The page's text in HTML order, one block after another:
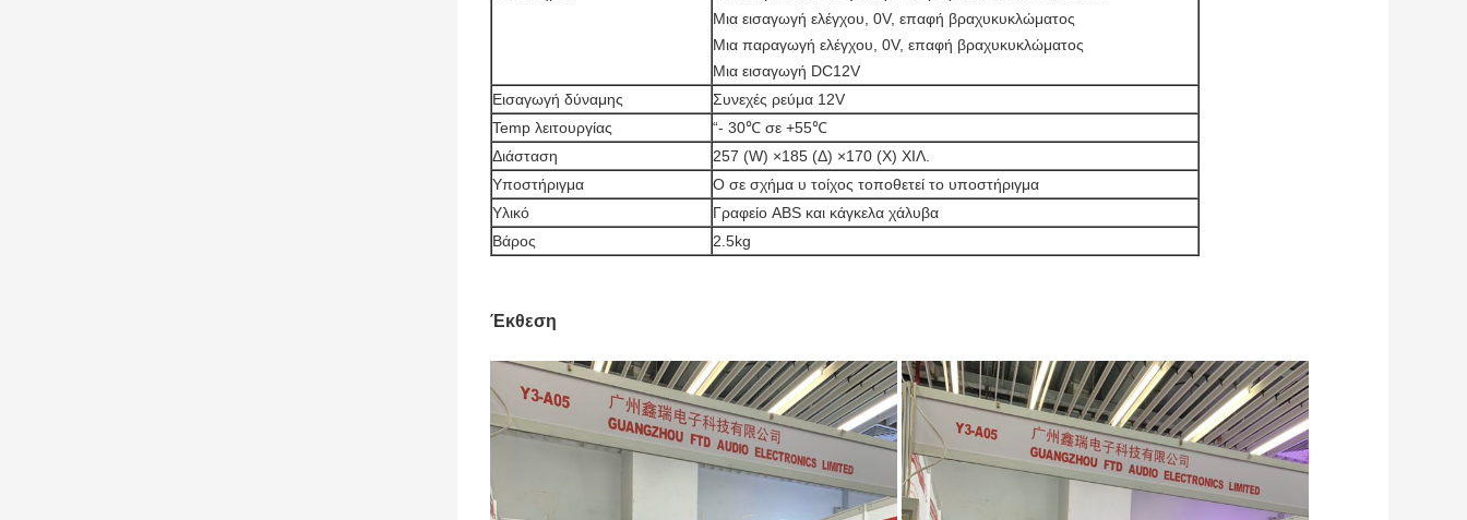
Μια εισαγωγή ελέγχου, 0V, επαφή βραχυκυκλώματος
Μια παραγωγή ελέγχου, 0V, επαφή βραχυκυκλώματος
Μια εισαγωγή DC12V
Εισαγωγή δύναμης
Συνεχές ρεύμα 12V
Temp λειτουργίας
“- 30℃ σε +55℃
Διάσταση
257 (W) ×185 (Δ) ×170 (Χ) ΧΙΛ.
Υποστήριγμα
Ο σε σχήμα υ τοίχος τοποθετεί το υποστήριγμα
Υλικό
Γραφείο ABS και κάγκελα χάλυβα
Βάρος
2.5kg
Έκθεση